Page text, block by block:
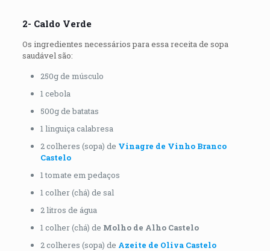
2- Caldo Verde
Os ingredientes necessários para essa receita de sopa
saudável são:
250g de músculo
1 cebola
500g de batatas
1 linguiça calabresa
2 colheres (sopa) de Vinagre de Vinho Branco
Castelo
1 tomate em pedaços
1 colher (chá) de sal
2 litros de água
1 colher (chá) de Molho de Alho Castelo
2 colheres (sopa) de Azeite de Oliva Castelo